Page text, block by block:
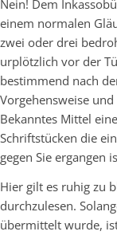
Nein! Dem
einem normalen
zwei oder drei
urplötzlich vor der
bestimmend nach
Vorgehensweise
Bekanntes Mittel
Schriftstücken die
gegen Sie ergangen
Hier gilt es ruhig zu
durchzulesen.
übermittelt wurde,